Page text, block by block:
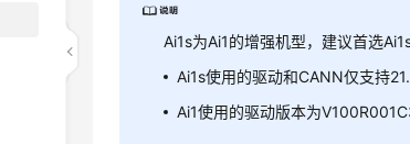
Ai1s为Ai1的增强机型，建议首选Ai1s
Ai1s使用的驱动和CANN仅支持
Ai1使用的驱动版本为